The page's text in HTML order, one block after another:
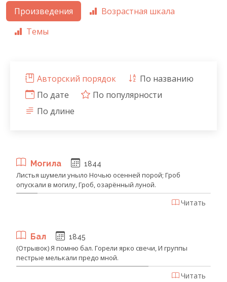
Произведения
Возрастная шкала
Темы
Авторский порядок
По названию
По дате
По популярности
По длине
Могила 1844
Листья шумели уныло Ночью осенней порой; Гроб
опускали в могилу, Гроб, озарённый луной.
Читать
Бал 1845
(Отрывок) Я помню бал. Горели ярко свечи, И группы
пестрые мелькали предо мной.
Читать